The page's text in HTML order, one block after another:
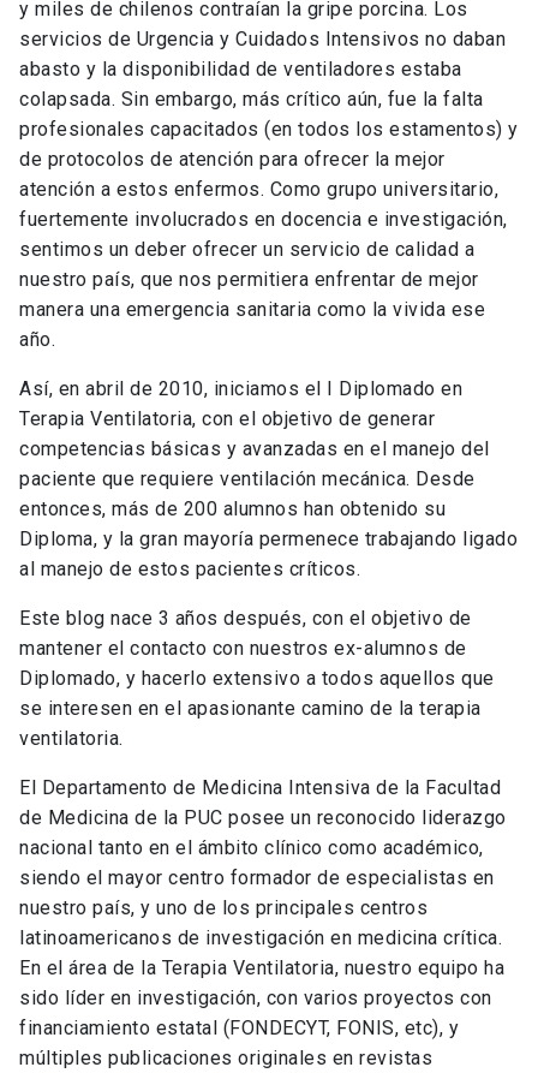
y miles de chilenos contraían la gripe porcina. Los
servicios de Urgencia y Cuidados Intensivos no daban
abasto y la disponibilidad de ventiladores estaba
colapsada. Sin embargo, más crítico aún, fue la falta
profesionales capacitados (en todos los estamentos) y
de protocolos de atención para ofrecer la mejor
atención a estos enfermos. Como grupo universitario,
fuertemente involucrados en docencia e investigación,
sentimos un deber ofrecer un servicio de calidad a
nuestro país, que nos permitiera enfrentar de mejor
manera una emergencia sanitaria como la vivida ese
año.
Así, en abril de 2010, iniciamos el I Diplomado en
Terapia Ventilatoria, con el objetivo de generar
competencias básicas y avanzadas en el manejo del
paciente que requiere ventilación mecánica. Desde
entonces, más de 200 alumnos han obtenido su
Diploma, y la gran mayoría permenece trabajando ligado
al manejo de estos pacientes críticos.
Este blog nace 3 años después, con el objetivo de
mantener el contacto con nuestros ex-alumnos de
Diplomado, y hacerlo extensivo a todos aquellos que
se interesen en el apasionante camino de la terapia
ventilatoria.
El Departamento de Medicina Intensiva de la Facultad
de Medicina de la PUC posee un reconocido liderazgo
nacional tanto en el ámbito clínico como académico,
siendo el mayor centro formador de especialistas en
nuestro país, y uno de los principales centros
latinoamericanos de investigación en medicina crítica.
En el área de la Terapia Ventilatoria, nuestro equipo ha
sido líder en investigación, con varios proyectos con
financiamiento estatal (FONDECYT, FONIS, etc), y
múltiples publicaciones originales en revistas